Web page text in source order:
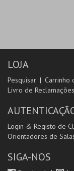
LOJA
Pesquisar Carrinho
Livro de Reclamações
Login & Registo de
Orientadores de
SIGA-NOS